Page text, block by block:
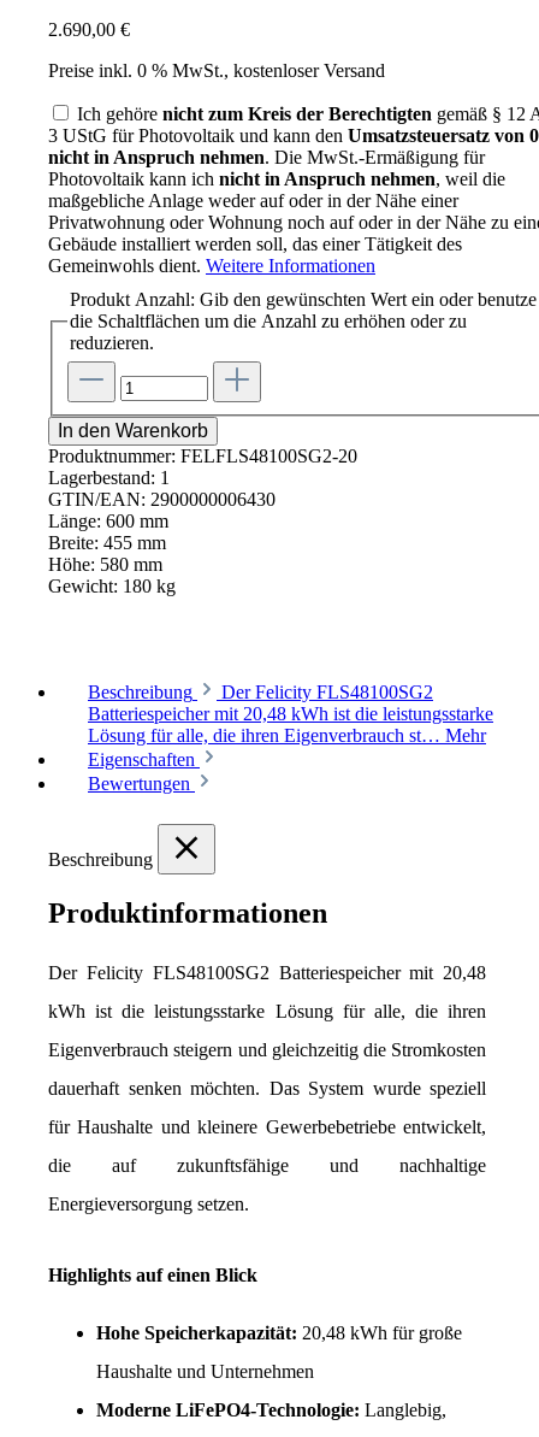
2.690,00 €
Preise inkl. 0 % MwSt., kostenloser Versand
Ich gehöre nicht zum Kreis der Berechtigten gemäß § 12
3 UStG für Photovoltaik und kann den Umsatzsteuersatz von
nicht in Anspruch nehmen. Die MwSt.-Ermäßigung für
Photovoltaik kann ich nicht in Anspruch nehmen, weil die
maßgebliche Anlage weder auf oder in der Nähe einer
Privatwohnung oder Wohnung noch auf oder in der Nähe zu
Gebäude installiert werden soll, das einer Tätigkeit des
Gemeinwohls dient. Weitere Informationen
Produkt Anzahl: Gib den gewünschten Wert ein oder benutze
die Schaltflächen um die Anzahl zu erhöhen oder zu
reduzieren.
In den Warenkorb
Produktnummer: FELFLS48100SG2-20
Lagerbestand: 1
GTIN/EAN: 2900000006430
Länge: 600 mm
Breite: 455 mm
Höhe: 580 mm
Gewicht: 180 kg
Beschreibung
Der Felicity FLS48100SG2
Batteriespeicher mit 20,48 kWh ist die leistungsstarke
Lösung für alle, die ihren Eigenverbrauch st… Mehr
Eigenschaften
Bewertungen
Beschreibung
Produktinformationen
Der Felicity FLS48100SG2 Batteriespeicher mit 20,48
kWh ist die leistungsstarke Lösung für alle, die ihren
Eigenverbrauch steigern und gleichzeitig die Stromkosten
dauerhaft senken möchten. Das System wurde speziell
für Haushalte und kleinere Gewerbebetriebe entwickelt,
die auf zukunftsfähige und nachhaltige
Energieversorgung setzen.
Highlights auf einen Blick
Hohe Speicherkapazität: 20,48 kWh für große
Haushalte und Unternehmen
Moderne LiFePO4-Technologie: Langlebig,